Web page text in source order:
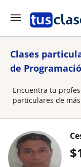
Clases
de
Encuentra tu
particulares de
$